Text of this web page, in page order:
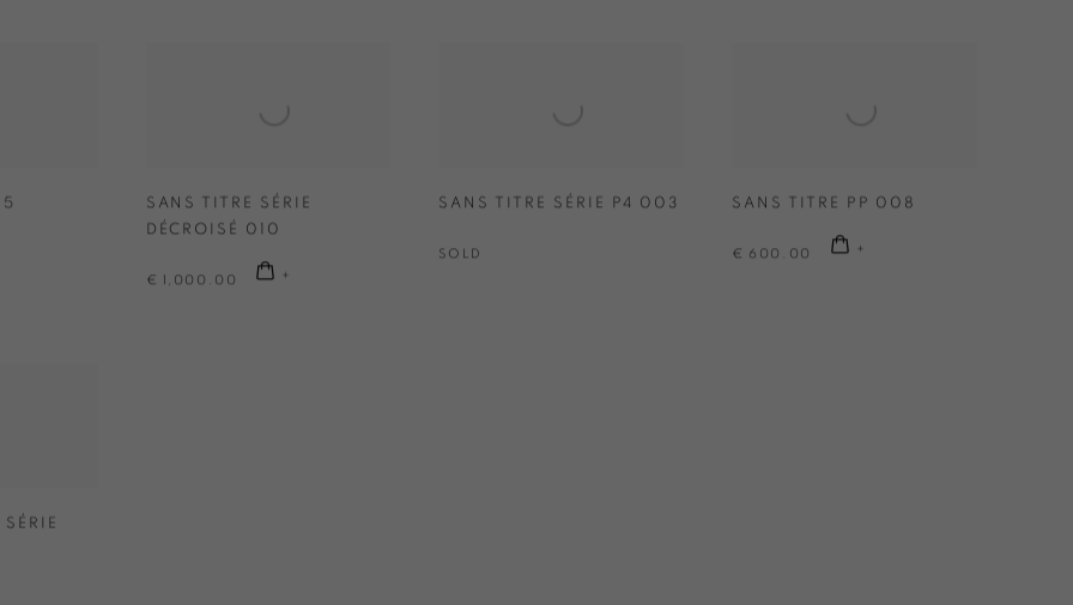
SANS TITRE SÉRIE
DÉCROISÉ 010
€ 1,000.00
SANS TITRE SÉRIE P4 003
SOLD
SANS TITRE PP 008
€ 600.00